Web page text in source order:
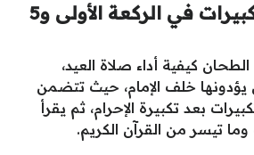
صلاة العيد.. 7 تكبيرات في الركعة الأولى و5
كيفية أداء صلاة العيد،
خلف الإمام، حيث تتضمن
بعد تكبيرة الإحرام، ثم يقرأ
وما تيسر من القرآن الكريم.